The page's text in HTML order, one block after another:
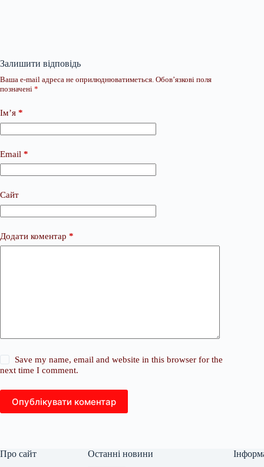
Залишити відповідь
Ваша e-mail адреса не оприлюднюватиметься. Обов’язкові поля
позначені *
Ім’я *
Email *
Сайт
Додати коментар *
Save my name, email and website in this browser for the
next time I comment.
Опублікувати коментар
Про сайт Останні новини